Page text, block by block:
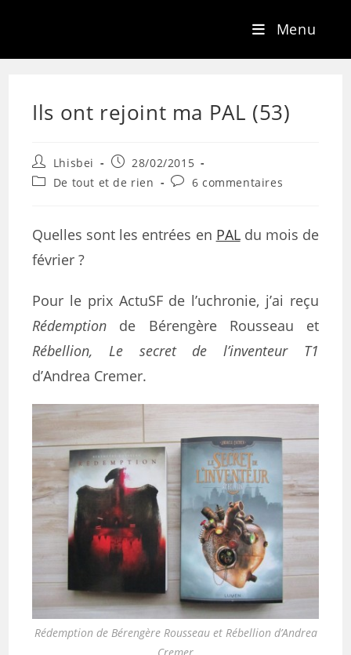
Menu
Ils ont rejoint ma PAL (53)
Lhisbei
28/02/2015
De tout et de rien
6 commentaires
Quelles sont les entrées en PALdu mois de
février ?
Pour le prix ActuSF de l’uchronie, j’ai reçu
Rédemption de Bérengère Rousseau et
Rébellion,
Le secret de l’inventeur T1
d’Andrea Cremer.
Rédemption de Bérengère Rousseau et Rébellion d’Andrea